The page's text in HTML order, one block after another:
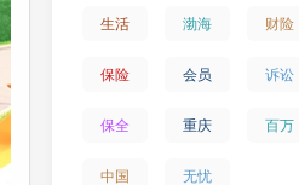
生活 渤海 财险
保险 会员 诉讼
保全 重庆 百万
中国 无忧